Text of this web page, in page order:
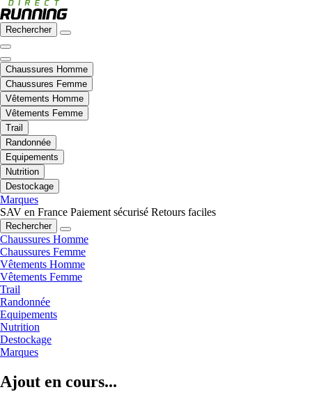
Rechercher
Chaussures Homme
Chaussures Femme
Vêtements Homme
Vêtements Femme
Trail
Randonnée
Equipements
Nutrition
Destockage
Marques
SAV en France Paiement sécurisé Retours faciles
Rechercher
Chaussures Homme
Chaussures Femme
Vêtements Homme
Vêtements Femme
Trail
Randonnée
Equipements
Nutrition
Destockage
Marques
Ajout en cours...